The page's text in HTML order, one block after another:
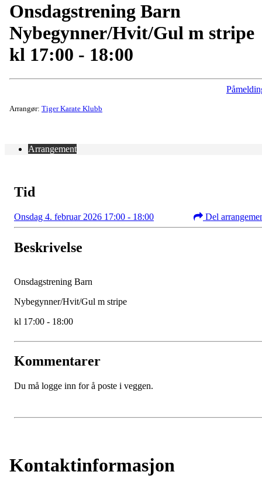
Onsdagstrening Barn
Nybegynner/Hvit/Gul m stripe
kl 17:00 - 18:00
Arrangør: Tiger Karate Klubb
Arrangement
Tid
Onsdag 4. februar 2026 17:00 - 18:00 Del
Beskrivelse
Onsdagstrening Barn
Nybegynner/Hvit/Gul m stripe
kl 17:00 - 18:00
Kommentarer
Du må logge inn for å poste i veggen.
Kontaktinformasjon